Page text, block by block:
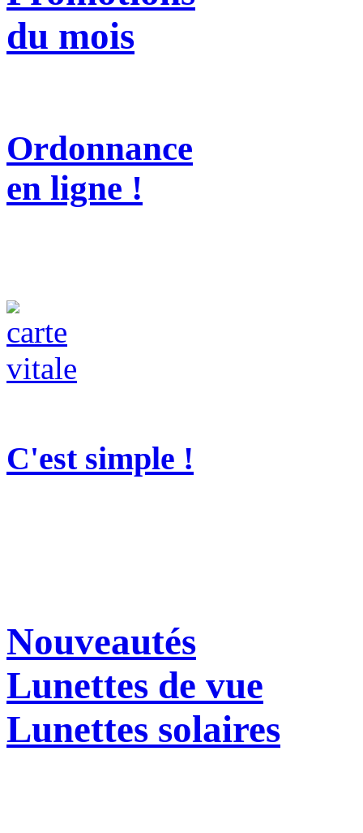
du mois
Ordonnance
en ligne !
C'est simple !
Nouveautés
Lunettes de vue
Lunettes solaires